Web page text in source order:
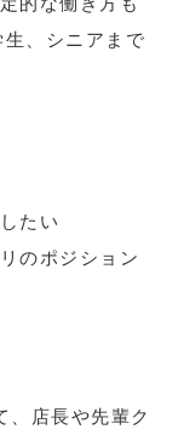
、シニアまで
たい
のポジション
、店長や先輩ク